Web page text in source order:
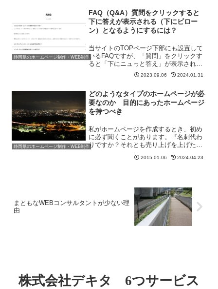
た。「〒0...
静岡県のホームページ制作・WEB制作
FAQ（Q&A）質問をクリックすると
下に答えが表示される（下にビロー
ン）となるようにするには？
当サイトのTOPページ下部にも設置して
いるFAQですが、「質問」をクリックす
ると「下にニュっと答え」が表示される
ようになるFAQを見たことはあるかと思
います。「アコーディオンメニュー」と
を紹介します。ま...
2023.09.06 2024.01.31
静岡県のホームページ制作・WEB制作
どのようなタイプのホームページが必
要なのか 目的にあったホームページ
を持つべき
私がホームページを作成するとき、初め
に必ず聞くことがあります。『名刺代わ
りですか？それとも売り上げを上げたい
は以下の3通りが考えられます。 名刺代
2015.01.06 2024.04.23
まともなWEBコンサルタントが少ない理
由
株式会社デキタ 6つサービス